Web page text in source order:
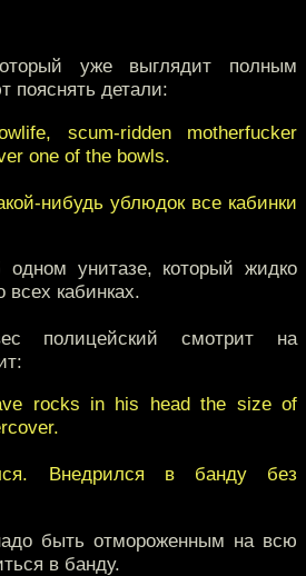
уже выглядит полным
пояснять детали:
scum-ridden motherfucker
one of the bowls.
нибудь ублюдок все кабинки
унитазе, который жидко
кабинках.
полицейский смотрит на
rocks in his head the size of
Внедрился в банду без
быть отмороженным на всю
в банду.